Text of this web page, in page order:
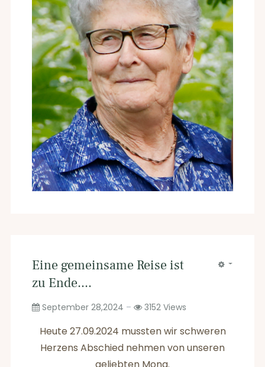
Eine gemeinsame Reise ist
zu Ende....
September 28,2024 3152 Views
Heute 27.09.2024 mussten wir schweren
Herzens Abschied nehmen von unseren